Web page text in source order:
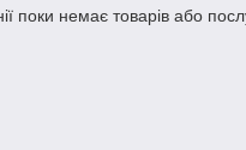
поки немає товарів або